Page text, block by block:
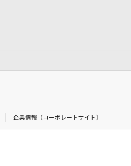
企業情報（コーポレートサイト）